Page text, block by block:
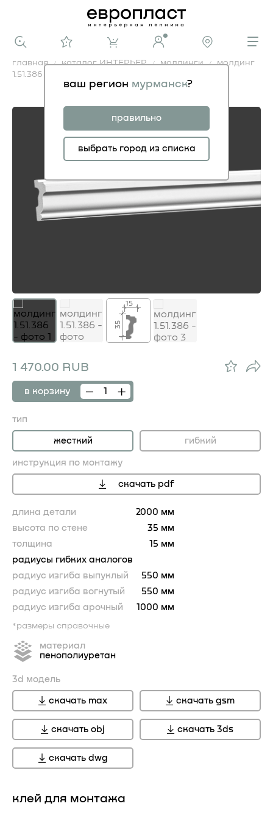
ваш регион мурманск?
правильно
выбрать город из списка
главная каталог ИНТЕРЬЕР молдинги
молдинг
1.51.386
молдинг 1.51.386
15
35
1 470.00 RUB
в корзину
тип
жесткий гибкий
инструкция по монтажу
скачать pdf
длина детали
2000 мм
высота по стене
35 мм
толщина
15 мм
радиусы гибких аналогов
радиус изгиба выпуклый
550 мм
радиус изгиба вогнутый
550 мм
радиус изгиба арочный
1000 мм
*размеры справочные
материал
пенополиуретан
3d модель
скачать max скачать gsm
скачать obj скачать 3ds
скачать dwg
клей для монтажа